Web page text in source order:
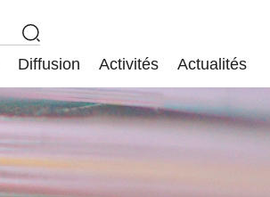
Diffusion Activités Actualités